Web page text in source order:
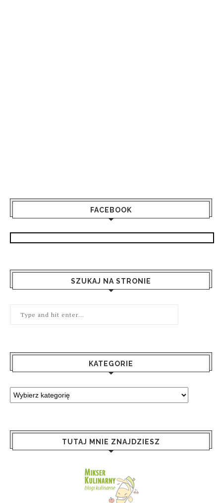
FACEBOOK
SZUKAJ NA STRONIE
KATEGORIE
TUTAJ MNIE ZNAJDZIESZ